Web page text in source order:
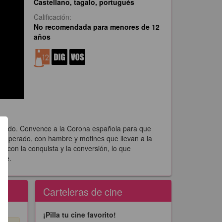
Calificación:
No recomendada para menores de 12
años
Convence a la Corona española para que
con hambre y motines que llevan a la
con la conquista y la conversión, lo que
Carteleras de cine
¡Pilla tu cine favorito!